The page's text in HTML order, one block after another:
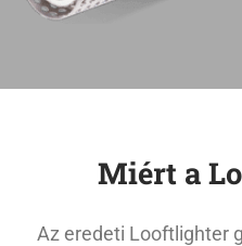
Miért a
Az eredeti Looftlighter